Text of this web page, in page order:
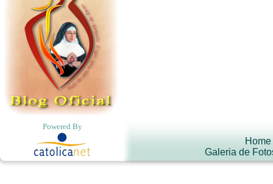
Powered By
Home
Galeria de